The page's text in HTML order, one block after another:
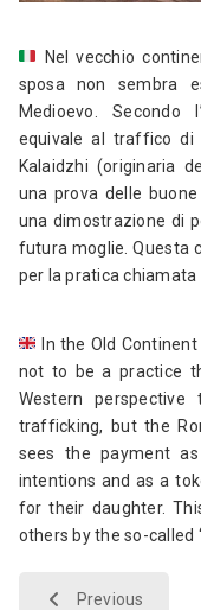
Nel vecchio
sposa non sembra
Medioevo. Secondo
equivale al traffico di
Kalaidzhi (originaria
una prova delle
una dimostrazione di
futura moglie. Questa
per la pratica chiamata
In the Old
not to be a practice
Western
trafficking, but the
sees the payment
intentions and as a
for their daughter.
others by the so-called
Previous